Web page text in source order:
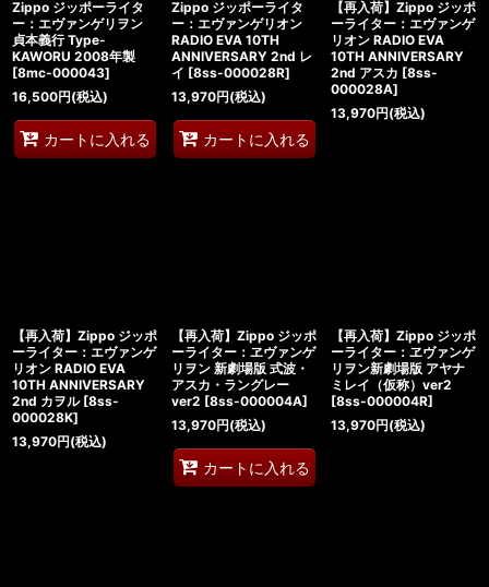
Zippo ジッポーライタ
ー：エヴァンゲリヲン
貞本義行 Type-
KAWORU 2008年製
[8mc-000043]
16,500円(税込)
カートに入れる
Zippo ジッポーライタ
ー：エヴァンゲリオン
RADIO EVA 10TH
ANNIVERSARY 2nd レ
イ [8ss-000028R]
13,970円(税込)
カートに入れる
【再入荷】Zippo ジッポ
ーライター：エヴァンゲ
リオン RADIO EVA
10TH ANNIVERSARY
2nd アスカ [8ss-
000028A]
13,970円(税込)
【再入荷】Zippo ジッポ
ーライター：エヴァンゲ
リオン RADIO EVA
10TH ANNIVERSARY
2nd カヲル [8ss-
000028K]
13,970円(税込)
【再入荷】Zippo ジッポ
ーライター：ヱヴァンゲ
リヲン 新劇場版 式波・
アスカ・ラングレー
ver2 [8ss-000004A]
13,970円(税込)
カートに入れる
【再入荷】Zippo ジッポ
ーライター：ヱヴァンゲ
リヲン新劇場版 アヤナ
ミレイ（仮称）ver2
[8ss-000004R]
13,970円(税込)